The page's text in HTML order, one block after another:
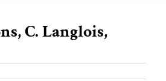
C. Langlois,